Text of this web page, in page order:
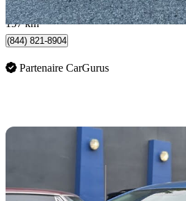
Okanagan-Similkameen, BC
157 km
(844) 821-8904
Partenaire CarGurus